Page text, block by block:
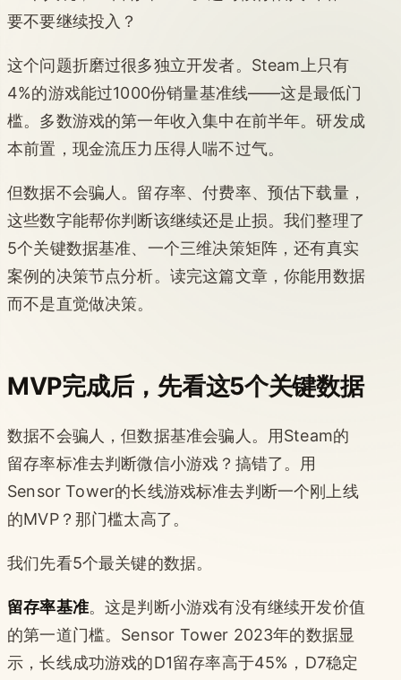
要不要继续投入？
这个问题折磨过很多独立开发者。Steam上只有
4%的游戏能过1000份销量基准线——这是最低门
槛。多数游戏的第一年收入集中在前半年。研发成
本前置，现金流压力压得人喘不过气。
但数据不会骗人。留存率、付费率、预估下载量，
这些数字能帮你判断该继续还是止损。我们整理了
5个关键数据基准、一个三维决策矩阵，还有真实
案例的决策节点分析。读完这篇文章，你能用数据
而不是直觉做决策。
MVP完成后，先看这5个关键数据
数据不会骗人，但数据基准会骗人。用Steam的
留存率标准去判断微信小游戏？搞错了。用
Sensor Tower的长线游戏标准去判断一个刚上线
的MVP？那门槛太高了。
我们先看5个最关键的数据。
留存率基准。这是判断小游戏有没有继续开发价值
的第一道门槛。Sensor Tower 2023年的数据显
示，长线成功游戏的D1留存率高于45%，D7稳定